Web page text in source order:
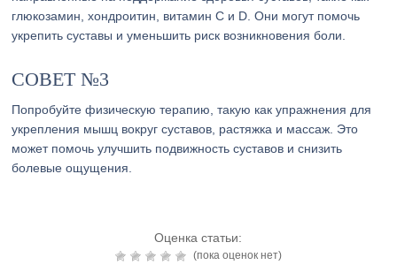
глюкозамин, хондроитин, витамин С и D. Они могут помочь
укрепить суставы и уменьшить риск возникновения боли.
СОВЕТ №3
Попробуйте физическую терапию, такую как упражнения для
укрепления мышц вокруг суставов, растяжка и массаж. Это
может помочь улучшить подвижность суставов и снизить
болевые ощущения.
Оценка статьи:
(пока оценок нет)